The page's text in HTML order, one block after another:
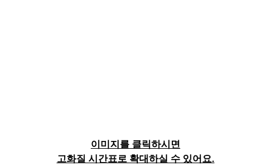
이미지를 클릭하시면
고화질 시간표로 확대하실 수 있어요.